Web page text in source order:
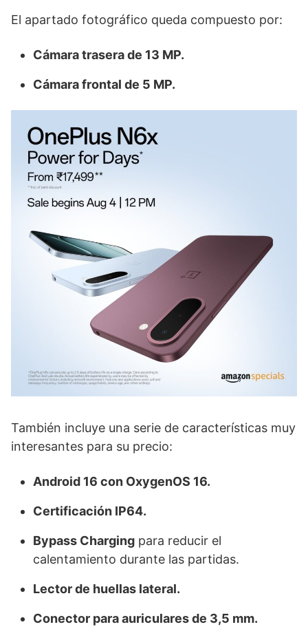
El apartado fotográfico queda compuesto por:
Cámara trasera de 13 MP.
Cámara frontal de 5 MP.
También incluye una serie de características muy
interesantes para su precio:
Android 16 con OxygenOS 16.
Certificación IP64.
Bypass Charging para reducir el
calentamiento durante las partidas.
Lector de huellas lateral.
Conector para auriculares de 3,5 mm.